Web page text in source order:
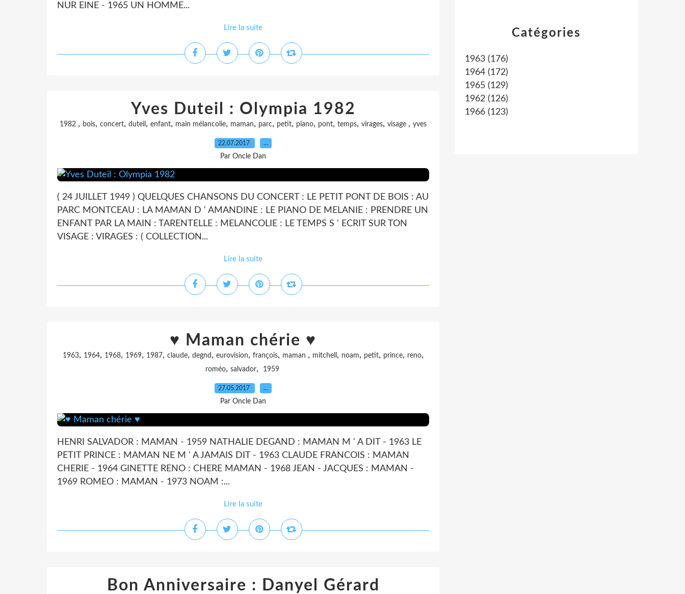
NUR EINE - 1965 UN HOMME...
Lire la suite
Yves Duteil : Olympia 1982
1982 , bois, concert, duteil , enfant, main mélancolie, maman, parc, petit, piano, pont, temps, virages, visage , yves
22.07.2017 …
Par Oncle Dan
( 24 JUILLET 1949 ) QUELQUES CHANSONS DU CONCERT : LE PETIT PONT DE BOIS : AU
PARC MONTCEAU : LA MAMAN D ' AMANDINE : LE PIANO DE MELANIE : PRENDRE UN
ENFANT PAR LA MAIN : TARENTELLE : MELANCOLIE : LE TEMPS S ' ECRIT SUR TON
VISAGE : VIRAGES : ( COLLECTION...
Lire la suite
♥ Maman chérie ♥
1963, 1964, 1968, 1969, 1987, claude, degnd , eurovision, françois, maman , mitchell , noam, petit, prince, reno,
roméo, salvador, 1959
27.05.2017 …
Par Oncle Dan
HENRI SALVADOR : MAMAN - 1959 NATHALIE DEGAND : MAMAN M ' A DIT - 1963 LE
PETIT PRINCE : MAMAN NE M ' A JAMAIS DIT - 1963 CLAUDE FRANCOIS : MAMAN
CHERIE - 1964 GINETTE RENO : CHERE MAMAN - 1968 JEAN - JACQUES : MAMAN -
1969 ROMEO : MAMAN - 1973 NOAM :...
Lire la suite
Bon Anniversaire : Danyel Gérard
Catégories
1963 (176)
1964 (172)
1965 (129)
1962 (126)
1966 (123)